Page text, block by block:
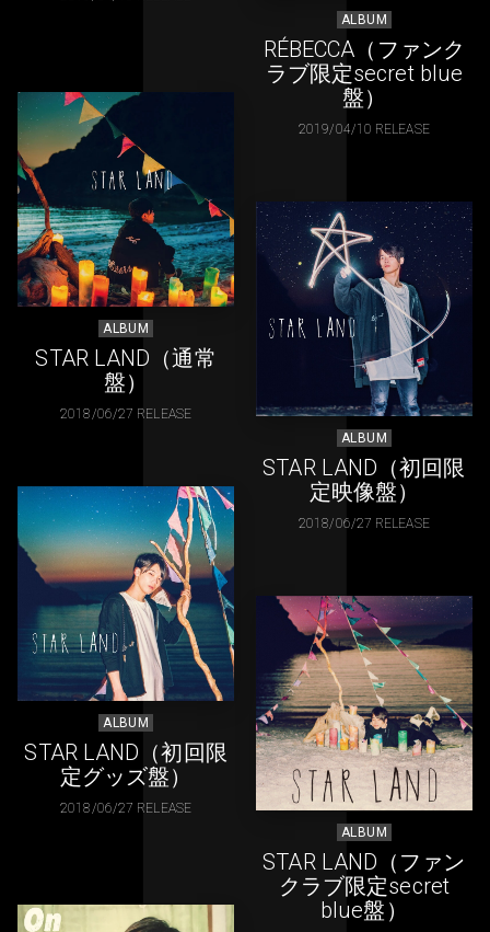
ALBUM
RÉBECCA（ファンク
ラブ限定secret blue
盤）
2019/04/10 RELEASE
ALBUM
STAR LAND（通常
盤）
2018/06/27 RELEASE
ALBUM
STAR LAND（初回限
定映像盤）
2018/06/27 RELEASE
ALBUM
STAR LAND（初回限
定グッズ盤）
2018/06/27 RELEASE
ALBUM
STAR LAND（ファン
クラブ限定secret
blue盤）